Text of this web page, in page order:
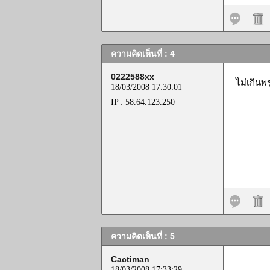
ความคิดเห็นที่ : 4
0222588xx
18/03/2008 17:30:01
IP : 58.64.123.250
ไม่เกินพ
ความคิดเห็นที่ : 5
Cactiman